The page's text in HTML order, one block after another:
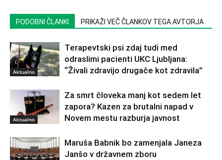
PODOBNI ČLANKI PRIKAŽI VEČ ČLANKOV TEGA AVTORJA
Aktualno
Terapevtski psi zdaj tudi med
odraslimi pacienti UKC Ljubljana:
“Živali zdravijo drugače kot zdravila”
Aktualno
Za smrt človeka manj kot sedem let
zapora? Kazen za brutalni napad v
Novem mestu razburja javnost
Maruša Babnik bo zamenjala Janeza
Janšo v državnem zboru